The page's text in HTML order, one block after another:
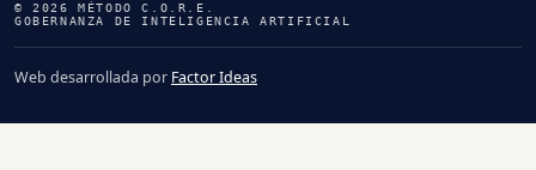
© 2026 MÉTODO C.O.R.E.
GOBERNANZA DE INTELIGENCIA ARTIFICIAL
Web desarrollada por Factor Ideas